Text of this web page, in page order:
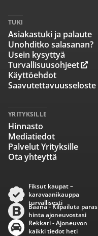
TUKI
Asiakastuki ja palaute
Unohditko salasanan?
Usein kysyttyä
Turvallisuusohjeet
Käyttöehdot
Saavutettavuusseloste
YRITYKSILLE
Hinnasto
Mediatiedot
Palvelut Yrityksille
Ota yhteyttä
Fiksut kaupat –
karavaanikauppa
turvallisesti
Baana - Kilpailuta paras
hinta ajoneuvostasi
Rekkari - Ajoneuvon
kaikki tiedot heti